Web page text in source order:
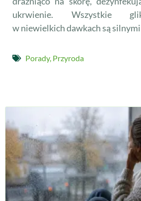
ukrwienie. Wszystkie
w niewielkich dawkach są
Porady, Przyroda